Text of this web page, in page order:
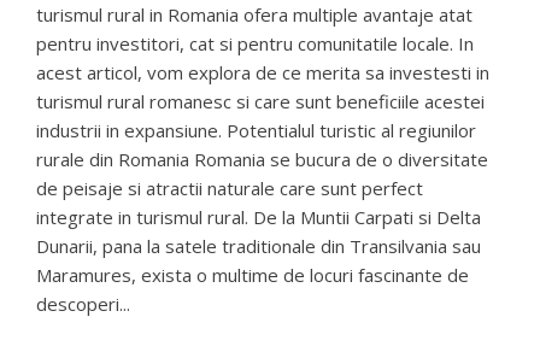
turismul rural in Romania ofera multiple avantaje atat
pentru investitori, cat si pentru comunitatile locale. In
acest articol, vom explora de ce merita sa investesti in
turismul rural romanesc si care sunt beneficiile acestei
industrii in expansiune. Potentialul turistic al regiunilor
rurale din Romania Romania se bucura de o diversitate
de peisaje si atractii naturale care sunt perfect
integrate in turismul rural. De la Muntii Carpati si Delta
Dunarii, pana la satele traditionale din Transilvania sau
Maramures, exista o multime de locuri fascinante de
descoperi...